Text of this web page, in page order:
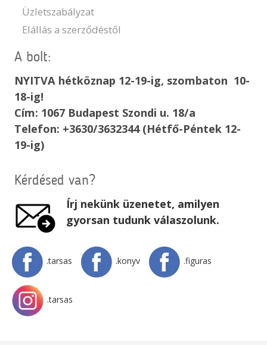
Üzletszabályzat
Elállás a szerződéstől
A bolt:
NYITVA hétköznap 12-19-ig, szombaton 10-
18-ig!
Cím: 1067 Budapest Szondi u. 18/a
Telefon: +3630/3632344 (Hétfő-Péntek 12-
19-ig)
Kérdésed van?
Írj nekünk üzenetet, amilyen
gyorsan tudunk válaszolunk.
.tarsas .konyv .figuras
.tarsas